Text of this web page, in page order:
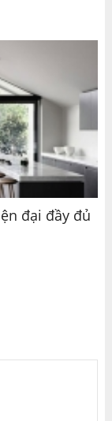
đại đầy đủ